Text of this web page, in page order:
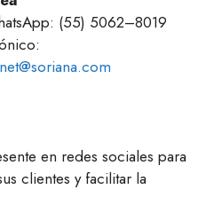
(55) 5062–8019
en redes sociales para
clientes y facilitar la